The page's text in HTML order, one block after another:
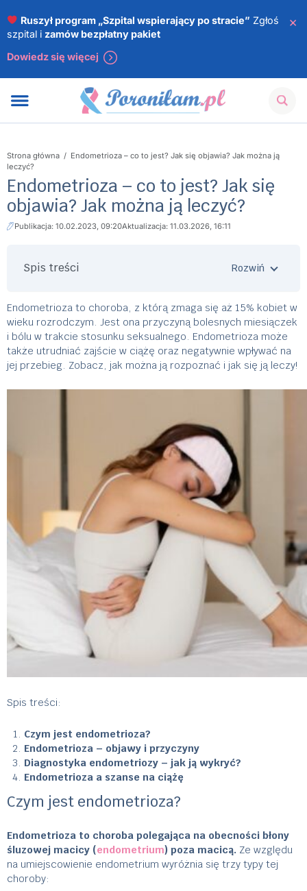
Ruszył program „Szpital wspierający po stracie” Zgłoś
szpital i zamów bezpłatny pakiet
Dowiedz się więcej
×
Strona główna / Endometrioza – co to jest? Jak się objawia? Jak można ją
leczyć?
Endometrioza – co to jest? Jak się
objawia? Jak można ją leczyć?
Publikacja: 10.02.2023, 09:20Aktualizacja: 11.03.2026, 16:11
Spis treści
Endometrioza to choroba, z którą zmaga się aż 15% kobiet w
wieku rozrodczym. Jest ona przyczyną bolesnych miesiączek
i bólu w trakcie stosunku seksualnego. Endometrioza może
także utrudniać zajście w ciążę oraz negatywnie wpływać na
jej przebieg. Zobacz, jak można ją rozpoznać i jak się ją leczy!
Spis treści:
Czym jest endometrioza?
Endometrioza – objawy i przyczyny
Diagnostyka endometriozy – jak ją wykryć?
Endometrioza a szanse na ciążę
Czym jest endometrioza?
Endometrioza to choroba polegająca na obecności błony
śluzowej macicy (endometrium) poza macicą. Ze względu
na umiejscowienie endometrium wyróżnia się trzy typy tej
choroby: